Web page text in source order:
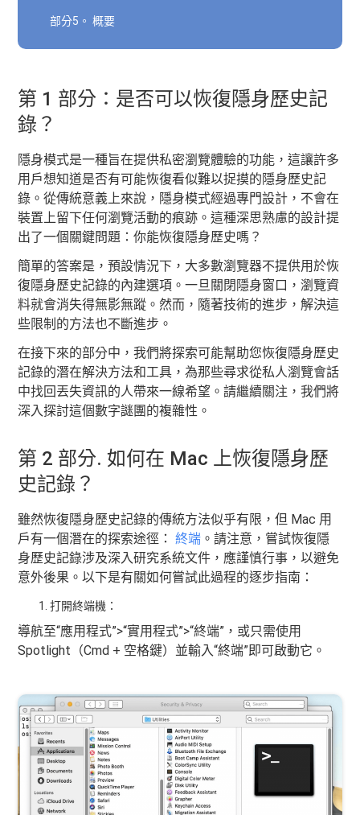
部分5。 概要
第 1 部分：是否可以恢復隱身歷史記
錄？
隱身模式是一種旨在提供私密瀏覽體驗的功能，這讓許多
用戶想知道是否有可能恢復看似難以捉摸的隱身歷史記
錄。從傳統意義上來說，隱身模式經過專門設計，不會在
裝置上留下任何瀏覽活動的痕跡。這種深思熟慮的設計提
出了一個關鍵問題：你能恢復隱身歷史嗎？
簡單的答案是，預設情況下，大多數瀏覽器不提供用於恢
復隱身歷史記錄的內建選項。一旦關閉隱身窗口，瀏覽資
料就會消失得無影無蹤。然而，隨著技術的進步，解決這
些限制的方法也不斷進步。
在接下來的部分中，我們將探索可能幫助您恢復隱身歷史
記錄的潛在解決方法和工具，為那些尋求從私人瀏覽會話
中找回丟失資訊的人帶來一線希望。請繼續關注，我們將
深入探討這個數字謎團的複雜性。
第 2 部分. 如何在 Mac 上恢復隱身歷
史記錄？
雖然恢復隱身歷史記錄的傳統方法似乎有限，但 Mac 用
戶有一個潛在的探索途徑：終端 。請注意，嘗試恢復隱
身歷史記錄涉及深入研究系統文件，應謹慎行事，以避免
意外後果。以下是有關如何嘗試此過程的逐步指南：
打開終端機：
導航至“應用程式”>“實用程式”>“終端”，或只需使用
Spotlight（Cmd + 空格鍵）並輸入“終端”即可啟動它。